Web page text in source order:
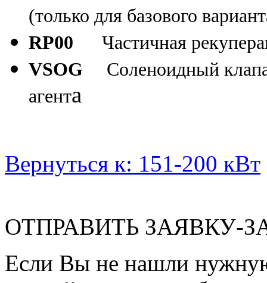
(только для базового
RP00 Частичная
VSOG
Соленоидный
агента
Вернуться к: 151-200 кВт
ОТПРАВИТЬ ЗАЯВКУ-
Если Вы не нашли